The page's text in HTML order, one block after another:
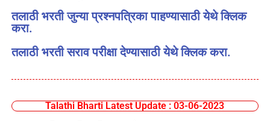
तलाठी भरती जुन्या प्रश्नपत्रिका पाहण्यासाठी येथे क्लिक
करा.
तलाठी भरती सराव परीक्षा देण्यासाठी येथे क्लिक करा.
Talathi Bharti Latest Update : 03-06-2023